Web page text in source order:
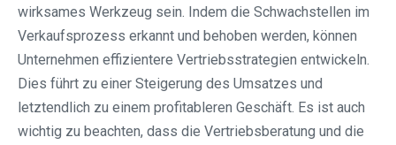
wirksames Werkzeug sein. Indem die Schwachstellen im
Verkaufsprozess erkannt und behoben werden, können
Unternehmen effizientere Vertriebsstrategien entwickeln.
Dies führt zu einer Steigerung des Umsatzes und
letztendlich zu einem profitableren Geschäft. Es ist auch
wichtig zu beachten, dass die Vertriebsberatung und die